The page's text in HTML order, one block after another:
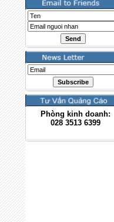
Phòng kinh doanh:
028 3513 6399